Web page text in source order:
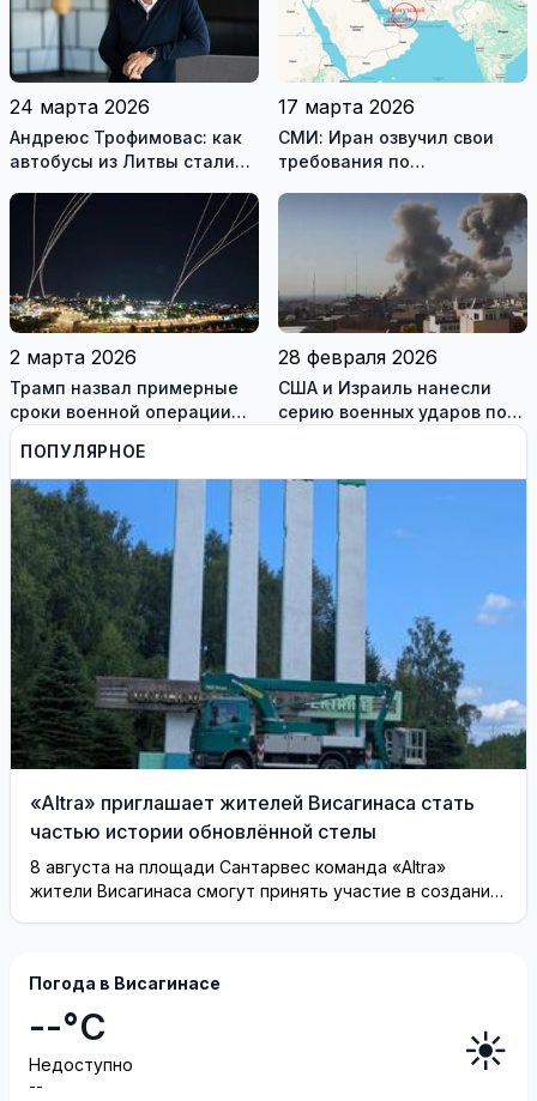
24 марта 2026
Андреюс Трофимовас: как
автобусы из Литвы стали
охваченного огнём
Мариуполя (фотогалерея)
17 марта 2026
СМИ: Иран озвучил свои
требования по
2 марта 2026
Трамп назвал примерные
сроки военной операции
против Ирана
28 февраля 2026
США и Израиль нанесли
серию военных ударов по
ПОПУЛЯРНОЕ
«Altra» приглашает жителей Висагинаса стать
частью истории обновлённой стелы
8 августа на площади Сантарвес команда «Altra»
жители Висагинаса смогут принять участие в создании
Погода в Висагинасе
--°C
Недоступно
--
☀️